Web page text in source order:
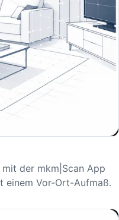
der mkm|Scan App
einem Vor-Ort-Aufmaß.